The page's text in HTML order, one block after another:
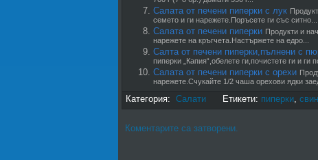
Салата от печени пиперки с лук
семето и ги нарежете.Поръсете ги със ситно...
Салата от печени пиперки Продукти и
нарежете на кръгчета.Настържете на едро...
Салта от печени пиперки,пълнени с
пиперки „Капия“,обелете ги,почистете ги и
Салата от печени пиперки с орехи
нарежете.Счукайте 1/2 чаша орехови ядки
Категория: Салати Етикети: пиперки,
Коментарите са затворени.